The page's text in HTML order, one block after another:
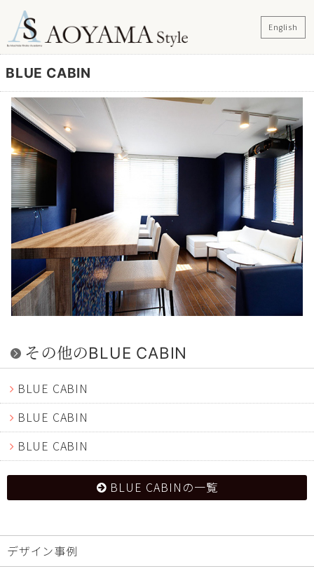
English
BLUE CABIN
その他のBLUE CABIN
BLUE CABIN
BLUE CABIN
BLUE CABIN
BLUE CABINの一覧
デザイン事例